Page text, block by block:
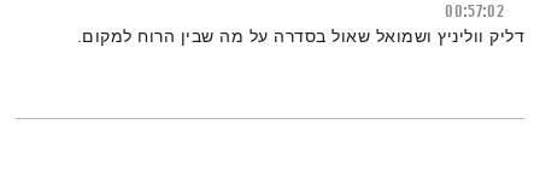
00:57:02
דליק ווליניץ ושמואל שאול בסדרה על מה שבין הרוח למקום.